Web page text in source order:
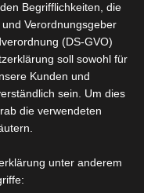
INTERESSIERT?
Begrifflichkeiten, die
Verordnungsgeber
(DS-GVO)
soll sowohl für
Kunden und
sein. Um dies
die verwendeten
unter anderem